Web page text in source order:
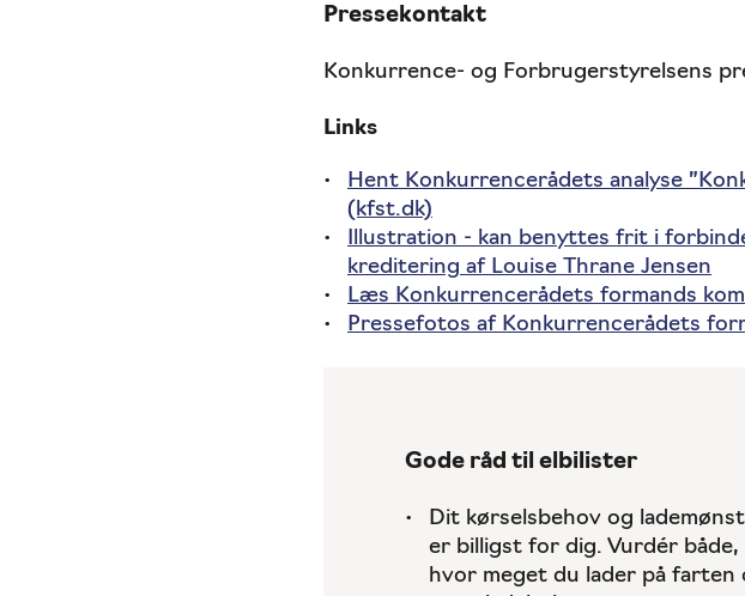
Pressekontakt
Konkurrence- og Forbrugerstyrelsens
Links
Hent Konkurrencerådets analyse
(kfst.dk)
Illustration - kan benyttes frit i
kreditering af Louise Thrane Jensen
Læs Konkurrencerådets formands
Pressefotos af Konkurrencerådets
Gode råd til elbilister
Dit kørselsbehov og
er billigst for dig. Vurdér
hvor meget du lader på farten